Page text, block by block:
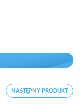
NASTĘPNY PRODUKT